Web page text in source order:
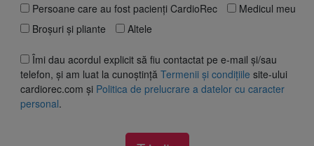
Persoane care au fost pacienți CardioRec
Medicul meu
Broșuri și pliante
Altele
Îmi dau acordul explicit să fiu contactat pe e-mail și/sau
telefon, și am luat la cunoștință Termenii și condițiile site-ului
cardiorec.com și Politica de prelucrare a datelor cu caracter
personal.